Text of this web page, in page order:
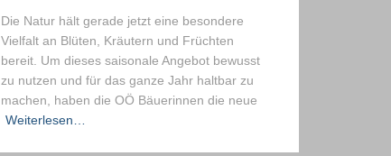
Die Natur hält gerade jetzt eine besondere
Vielfalt an Blüten, Kräutern und Früchten
bereit. Um dieses saisonale Angebot bewusst
zu nutzen und für das ganze Jahr haltbar zu
machen, haben die OÖ Bäuerinnen die neue
Weiterlesen…